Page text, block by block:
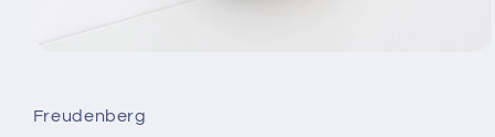
1
inFreudenberg